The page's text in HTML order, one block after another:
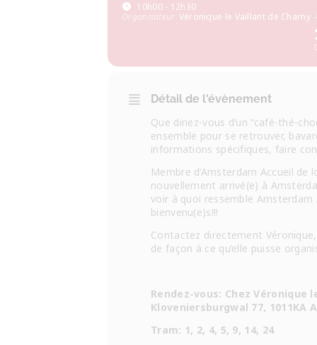
10h00 - 12h30
Organisateur Véronique le Vaillant de Charny
Détail de l'évènement
Que diriez-vous d’un “café-thé-
ensemble pour se retrouver,
informations spécifiques, faire
Membre d’Amsterdam Accueil de
nouvellement arrivé(e) à
voir à quoi ressemble Amsterdam
bienvenu(e)s!!!
Contactez directement
de façon à ce qu’elle puisse
Rendez-vous: Chez Véronique
Kloveniersburgwal 77, 1011KA
Tram: 1, 2, 4, 5, 9, 14, 24